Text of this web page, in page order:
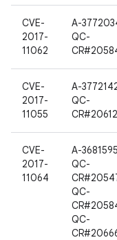
CVE-
2017-
11062
A-
QC-
CVE-
2017-
11055
A-
QC-
CVE-
2017-
11064
A-
QC-
QC-
QC-